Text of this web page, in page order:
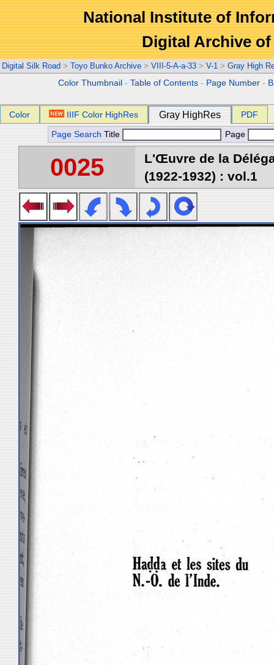
National Institute of
Digital Archive
Digital Silk Road > Toyo Bunko Archive > VIII-5-A-a-33 > V-1 > Gray High
Color Thumbnail -Table of Contents - Page Number -
Color IIIF Color HighRes Gray HighRes PDF
Page Search Title Page
0025
L'Œuvre de la
(1922-1932) : vol.1